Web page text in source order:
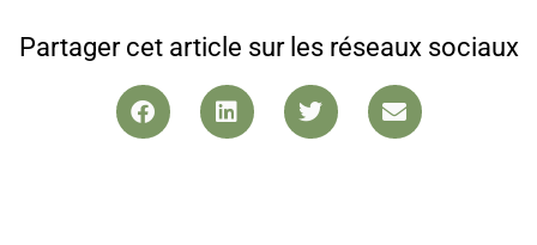
Partager cet article sur les réseaux sociaux